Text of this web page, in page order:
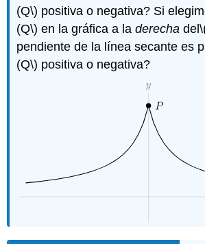
(Q\) positiva o negativa? Si
(Q\) en la gráfica a laderecha del
pendiente de la línea secante es
(Q\) positiva o negativa?